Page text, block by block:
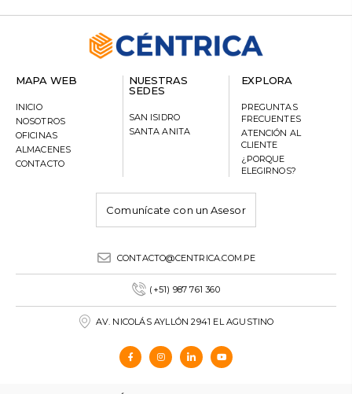
MAPA WEB
INICIO
NOSOTROS
OFICINAS
ALMACENES
CONTACTO
NUESTRAS
SEDES
SAN ISIDRO
SANTA ANITA
EXPLORA
PREGUNTAS
FRECUENTES
ATENCIÓN AL
CLIENTE
¿PORQUE
ELEGIRNOS?
Comunícate con un Asesor
CONTACTO@CENTRICA.COM.PE
(+51) 987 761 360
AV. NICOLÁS AYLLÓN 2941 EL AGUSTINO